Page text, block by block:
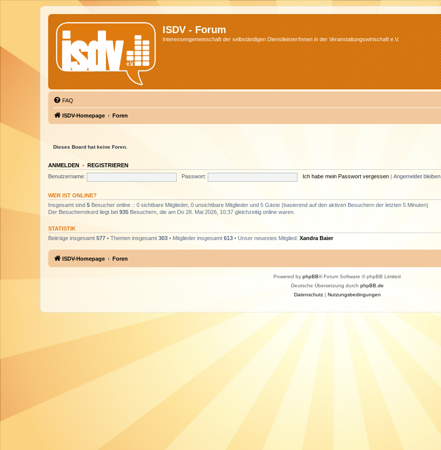
ISDV - Forum
Interessengemeinschaft der selbständigen Dienstleister/Innen in der Veranstaltungswirtschaft e.V.
FAQ
ISDV-Homepage Foren
Dieses Board hat keine Foren.
ANMELDEN • REGISTRIEREN
Benutzername:
Passwort: Ich habe mein Passwort vergessen Angemeldet bleiben
WER IST ONLINE?
Insgesamt sind 5 Besucher online :: 0 sichtbare Mitglieder, 0 unsichtbare Mitglieder und 5 Gäste (basierend auf den aktiven Besuchern der letzten 5 Minuten)
Der Besucherrekord liegt bei 935 Besuchern, die am Do 28. Mai 2026, 10:37 gleichzeitig online waren.
STATISTIK
Beiträge insgesamt 577 • Themen insgesamt 303 • Mitglieder insgesamt 613 • Unser neuestes Mitglied: Xandra Baier
ISDV-Homepage Foren
Powered by phpBB® Forum Software © phpBB Limited
Deutsche Übersetzung durch phpBB.de
Datenschutz| Nutzungsbedingungen